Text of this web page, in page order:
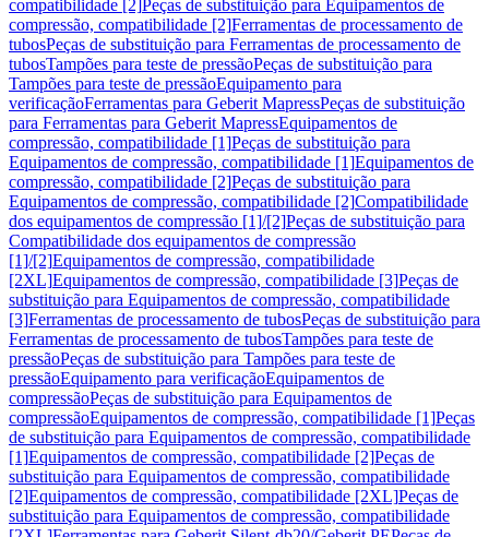
compatibilidade [2]Peças de substituição para Equipamentos de
compressão, compatibilidade [2]Ferramentas de processamento de
tubosPeças de substituição para Ferramentas de processamento de
tubosTampões para teste de pressãoPeças de substituição para
Tampões para teste de pressãoEquipamento para
verificaçãoFerramentas para Geberit MapressPeças de substituição
para Ferramentas para Geberit MapressEquipamentos de
compressão, compatibilidade [1]Peças de substituição para
Equipamentos de compressão, compatibilidade [1]Equipamentos de
compressão, compatibilidade [2]Peças de substituição para
Equipamentos de compressão, compatibilidade [2]Compatibilidade
dos equipamentos de compressão [1]/[2]Peças de substituição para
Compatibilidade dos equipamentos de compressão
[1]/[2]Equipamentos de compressão, compatibilidade
[2XL]Equipamentos de compressão, compatibilidade [3]Peças de
substituição para Equipamentos de compressão, compatibilidade
[3]Ferramentas de processamento de tubosPeças de substituição para
Ferramentas de processamento de tubosTampões para teste de
pressãoPeças de substituição para Tampões para teste de
pressãoEquipamento para verificaçãoEquipamentos de
compressãoPeças de substituição para Equipamentos de
compressãoEquipamentos de compressão, compatibilidade [1]Peças
de substituição para Equipamentos de compressão, compatibilidade
[1]Equipamentos de compressão, compatibilidade [2]Peças de
substituição para Equipamentos de compressão, compatibilidade
[2]Equipamentos de compressão, compatibilidade [2XL]Peças de
substituição para Equipamentos de compressão, compatibilidade